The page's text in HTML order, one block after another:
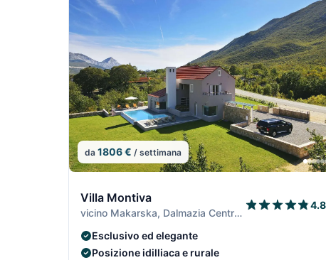
da 1806 € / settimana
Villa Montiva
vicino Makarska, Dalmazia Centrale
4.8
Esclusivo ed elegante
Posizione idilliaca e rurale